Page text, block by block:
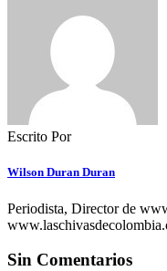
Escrito Por
Wilson Duran Duran
Periodista, Director de
Sin Comentarios